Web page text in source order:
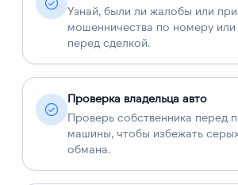
Узнай, были ли жалобы или
мошенничества по номеру
перед сделкой.
Проверка владельца авто
Проверь собственника перед
машины, чтобы избежать
обмана.